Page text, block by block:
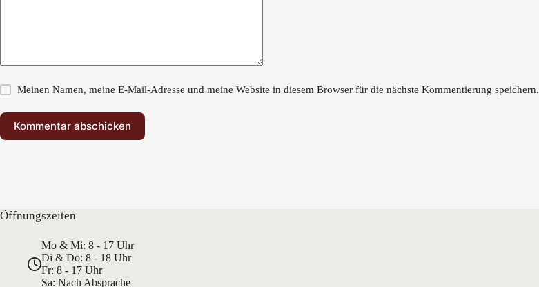
Meinen Namen, meine E-Mail-Adresse und meine Website in diesem Browser für die nächste Kommentierung speichern.
Kommentar abschicken
Öffnungszeiten
Mo & Mi: 8 - 17 Uhr
Di & Do: 8 - 18 Uhr
Fr: 8 - 17 Uhr
Sa: Nach Absprache